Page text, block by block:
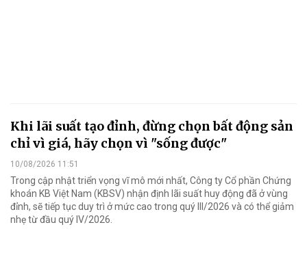
Khi lãi suất tạo đỉnh, đừng chọn bất động sản
chỉ vì giá, hãy chọn vì "sống được"
10/08/2026 11:51
Trong cập nhật triển vọng vĩ mô mới nhất, Công ty Cổ phần Chứng
khoán KB Việt Nam (KBSV) nhận định lãi suất huy động đã ở vùng
đỉnh, sẽ tiếp tục duy trì ở mức cao trong quý III/2026 và có thể giảm
nhẹ từ đầu quý IV/2026.